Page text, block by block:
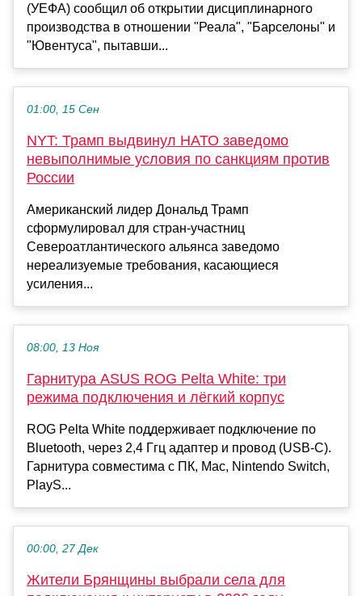
(УЕФА) сообщил об открытии дисциплинарного
производства в отношении "Реала", "Барселоны" и
"Ювентуса", пытавши...
01:00, 15 Сен
NYT: Трамп выдвинул НАТО заведомо
невыполнимые условия по санкциям против
России
Американский лидер Дональд Трамп
сформулировал для стран-участниц
Североатлантического альянса заведомо
нереализуемые требования, касающиеся
усиления...
08:00, 13 Ноя
Гарнитура ASUS ROG Pelta White: три
режима подключения и лёгкий корпус
ROG Pelta White поддерживает подключение по
Bluetooth, через 2,4 Ггц адаптер и провод (USB-C).
Гарнитура совместима с ПК, Mac, Nintendo Switch,
PlayS...
00:00, 27 Дек
Жители Брянщины выбрали села для